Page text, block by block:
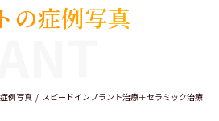
の症例写真
例写真 スピードインプラント治療＋セラミック治療